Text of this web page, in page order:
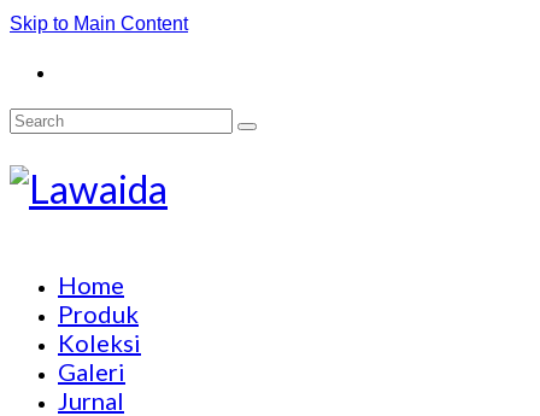
Skip to Main Content
Search
Home
Produk
Koleksi
Galeri
Jurnal